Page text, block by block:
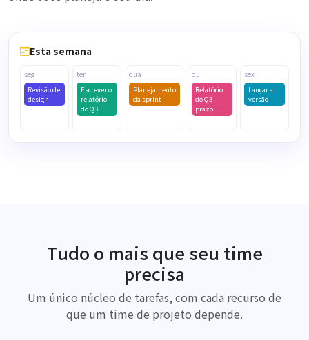
Esta semana
seg
Revisão de
design
ter
Escrever o
relatório
do Q3
qua
Planejamento
da sprint
qui
Relatório
do Q3 —
prazo
sex
Lançar a
versão
Tudo o mais que seu time
precisa
Um único núcleo de tarefas, com cada recurso de
que um time de projeto depende.